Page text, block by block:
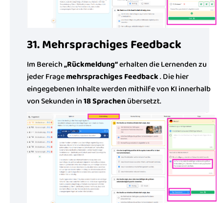
31. Mehrsprachiges Feedback
Im Bereich„Rückmeldung“erhalten die Lernenden zu
jeder Fragemehrsprachiges Feedback. Die hier
eingegebenen Inhalte werden mithilfe von KI innerhalb
von Sekunden in18 Sprachenübersetzt.